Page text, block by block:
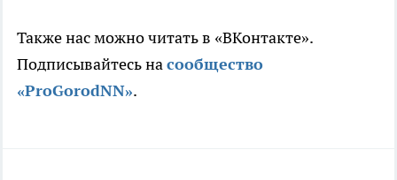
Также нас можно читать в «ВКонтакте».
Подписывайтесь насообщество
«ProGorodNN».